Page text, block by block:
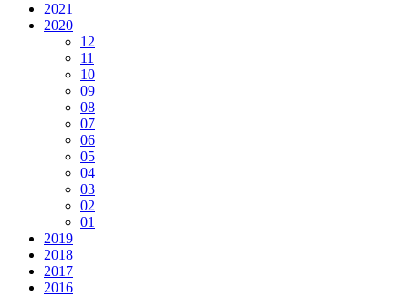
2021
2020
12
11
10
09
08
07
06
05
04
03
02
01
2019
2018
2017
2016